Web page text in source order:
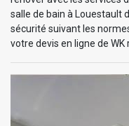
salle de bain à Louestault
sécurité suivant les
votre devis en ligne de